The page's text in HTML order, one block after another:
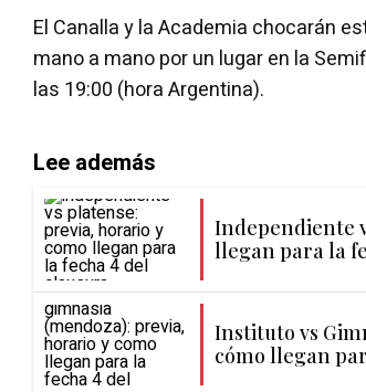
El Canalla y la Academia chocarán
mano a mano por un lugar en la
las 19:00 (hora Argentina).
Lee además
Independiente
llegan para la
Instituto vs
cómo llegan